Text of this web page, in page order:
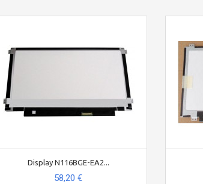
Display N116BGE-EA2...
58,20 €